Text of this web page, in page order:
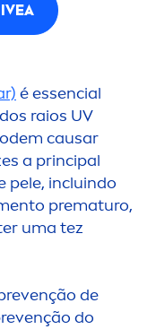
é essencial
raios UV
causar
a principal
pele, incluindo
to prematuro,
uma tez
de
do